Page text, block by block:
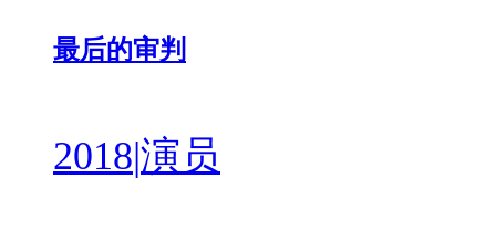
最后的审判
2018|演员